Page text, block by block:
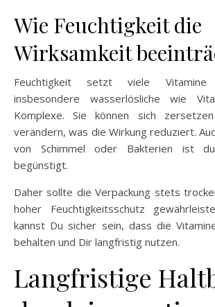
Wie Feuchtigkeit die
Wirksamkeit
Feuchtigkeit setzt viele
insbesondere wasserlösliche wie
Komplexe. Sie können sich
verändern, was die Wirkung reduziert.
von Schimmel oder Bakterien ist
begünstigt.
Daher sollte die Verpackung stets
hoher Feuchtigkeitsschutz
kannst Du sicher sein, dass die
behalten und Dir langfristig nutzen.
Langfristige